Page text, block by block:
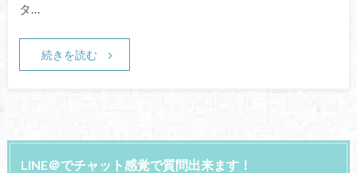
タ…
続きを読む
LINE＠でチャット感覚で質問出来ます！